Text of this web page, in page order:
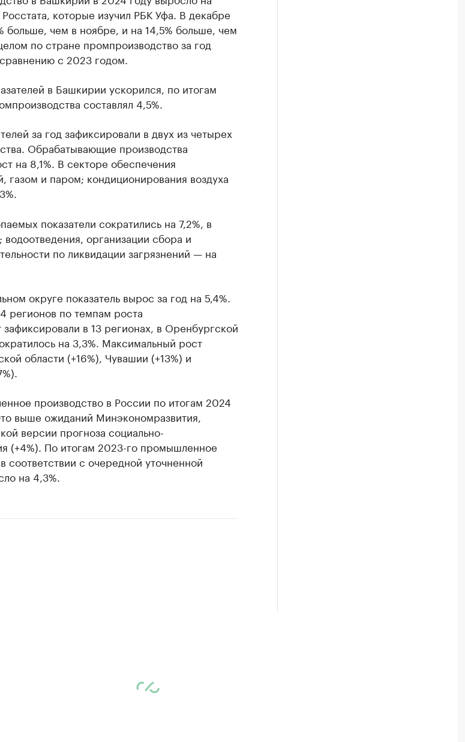
которые изучил РБК Уфа. В декабре
больше, чем в ноябре, и на 14,5% больше, чем
по стране промпроизводство за год
с 2023 годом.
в Башкирии ускорился, по итогам
составлял 4,5%.
за год зафиксировали в двух из четырех
Обрабатывающие производства
на 8,1%. В секторе обеспечения
газом и паром; кондиционирования воздуха
показатели сократились на 7,2%, в
организации сбора и
по ликвидации загрязнений — на
округе показатель вырос за год на 5,4%.
регионов по темпам роста
в 13 регионах, в Оренбургской
на 3,3%. Максимальный рост
области (+16%), Чувашии (+13%) и
производство в России по итогам 2024
выше ожиданий Минэкономразвития,
версии прогноза социально-
(+4%). По итогам 2023-го промышленное
соответствии с очередной уточненной
на 4,3%.